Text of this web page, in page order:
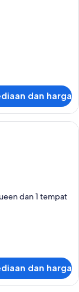
dan harga
tepi laut |
dan 1 tempat
dan harga